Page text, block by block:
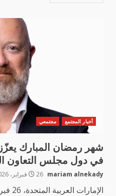
أخبار المجتمع مجتمعي
شهر رمضان المبارك يعزّز
في دول مجلس التعاون
mariam alnekady 26 فبراير، 2026